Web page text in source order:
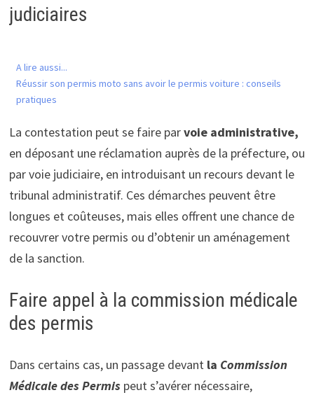
judiciaires
A lire aussi...
Réussir son permis moto sans avoir le permis voiture : conseils
pratiques
La contestation peut se faire parvoie administrative,
en déposant une réclamation auprès de la préfecture, ou
par voie judiciaire, en introduisant un recours devant le
tribunal administratif. Ces démarches peuvent être
longues et coûteuses, mais elles offrent une chance de
recouvrer votre permis ou d’obtenir un aménagement
de la sanction.
Faire appel à la commission médicale
des permis
Dans certains cas, un passage devant la Commission
Médicale des Permispeut s’avérer nécessaire,